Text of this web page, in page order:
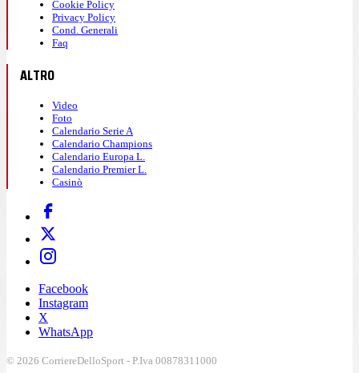
Cookie Policy
Privacy Policy
Cond. Generali
Faq
ALTRO
Video
Foto
Calendario Serie A
Calendario Champions
Calendario Europa L.
Calendario Premier L.
Casinò
Facebook
Instagram
X
WhatsApp
© 2026 CorriereDelloSport - P.Iva 00878311000